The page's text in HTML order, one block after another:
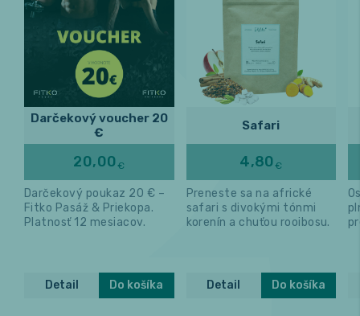
Darčekový voucher 20
€
20,00€
Darčekový poukaz 20 € –
Fitko Pasáž & Priekopa.
Platnosť 12 mesiacov.
Detail Do košíka
Safari
4,80€
Preneste sa na africké
safari s divokými tónmi
korenín a chuťou rooibosu.
Detail Do košíka